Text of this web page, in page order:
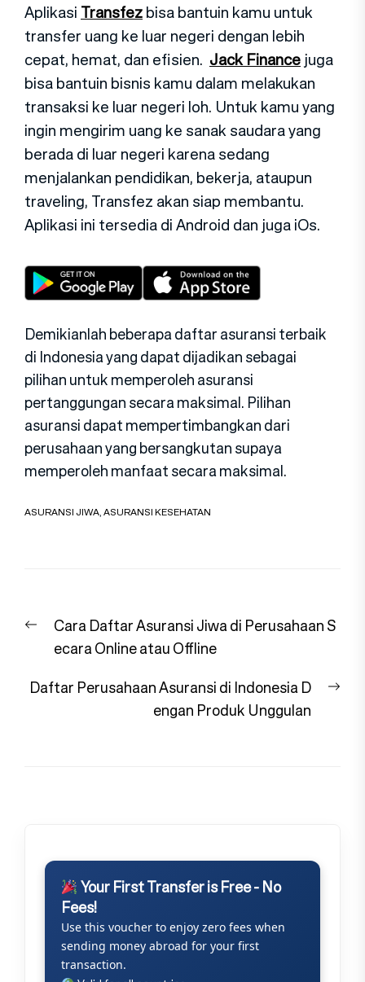
Aplikasi Transfezbisa bantuin kamu untuk
transfer uang ke luar negeri dengan lebih
cepat, hemat, dan efisien. Jack Finance juga
bisa bantuin bisnis kamu dalam melakukan
transaksi ke luar negeri loh. Untuk kamu yang
ingin mengirim uang ke sanak saudara yang
berada di luar negeri karena sedang
menjalankan pendidikan, bekerja, ataupun
traveling, Transfez akan siap membantu.
Aplikasi ini tersedia di Android dan juga iOs.
Demikianlah beberapa daftar asuransi terbaik
di Indonesia yang dapat dijadikan sebagai
pilihan untuk memperoleh asuransi
pertanggungan secara maksimal. Pilihan
asuransi dapat mempertimbangkan dari
perusahaan yang bersangkutan supaya
memperoleh manfaat secara maksimal.
ASURANSI JIWA,ASURANSI KESEHATAN
pos
Previous
post:
Cara Daftar Asuransi Jiwa di Perusahaan S
ecara Online atau Offline
Daftar Perusahaan Asuransi di Indonesia D
engan Produk Unggulan
Your First Transfer is Free - No
Fees!
Use this voucher to enjoy zero fees when
sending money abroad for your first
transaction.